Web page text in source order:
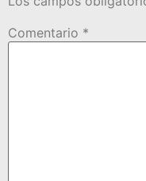
Comentario *